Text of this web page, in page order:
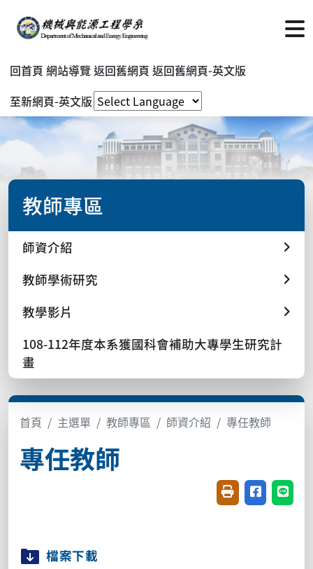
回首頁 網站導覽返回舊網頁 返回舊網頁-英文版
至新網頁-英文版
教師專區
師資介紹
教師學術研究
教學影片
108-112年度本系獲國科會補助大專學生研究計
畫
首頁 主選單 教師專區 師資介紹 專任教師
專任教師
友善列印(開新視
分享至臉書
分享
檔案下載